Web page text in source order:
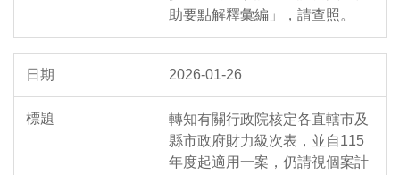
助要點解釋彙編」，請查照。
2026-01-26
轉知有關行政院核定各直轄市及
縣市政府財力級次表，並自115
年度起適用一案，仍請視個案計